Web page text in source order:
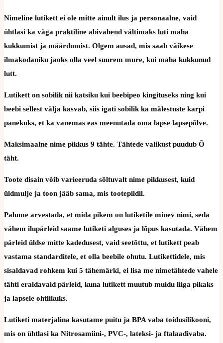
Nimeline lutikett ei ole mitte ainult ilus ja personaalne, vaid
ühtlasi ka väga praktiline abivahend vältimaks luti maha
kukkumist ja määrdumist. Olgem ausad, mis saab väikese
ilmakodaniku jaoks olla veel suurem mure, kui maha kukkunud
lutt.
Lutikett on sobilik nii katsiku kui beebipeo kingituseks ning kui
beebi sellest välja kasvab, siis igati sobilik ka mälestuste karpi
panekuks, et ka vanemas eas meenutada oma lapse lapsepõlve.
Maksimaalne nime pikkus 9 tähte. Tähtede valikust puudub Õ
täht.
Toote disain võib varieeruda sõltuvalt nime pikkusest, kuid
üldmulje ja toon jääb sama, mis tootepildil.
Palume arvestada, et mida pikem on lutiketile minev nimi, seda
vähem ilupärleid saame lutiketi alguses ja lõpus kasutada. Vähem
pärleid üldse mitte kadedusest, vaid seetõttu, et lutikett peab
vastama standarditele, et olla beebile ohutu. Lutikettidele, mis
sisaldavad rohkem kui 5 tähemärki, ei lisa me nimetähtede vahele
tähti eraldavaid pärleid, kuna lutikett muutub muidu liiga pikaks
ja lapsele ohtlikuks.
Lutiketi materjalina kasutame puitu ja BPA vaba toidusilikooni,
mis on ühtlasi ka Nitrosamiini-, PVC-, lateksi- ja ftalaadivaba.